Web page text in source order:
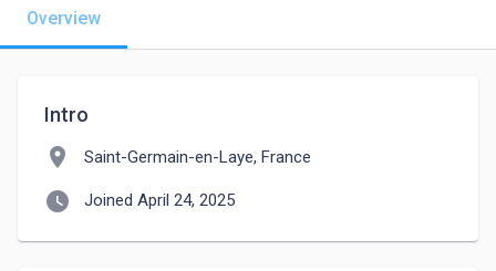
Overview
Intro
location_on Saint-Germain-en-Laye, France
watch_later Joined April 24, 2025